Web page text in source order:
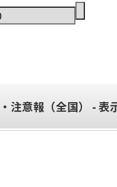
注意報（全国） - 表